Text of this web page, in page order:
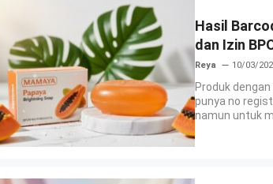
Hasil
dan Izin
Reya 10/03/
Produk
punya no
namun untuk